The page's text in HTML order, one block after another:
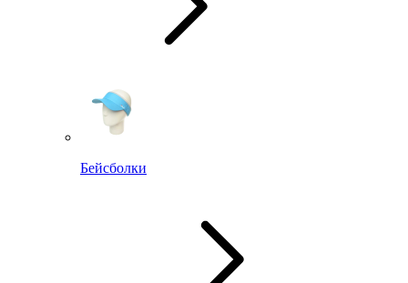
Бейсболки